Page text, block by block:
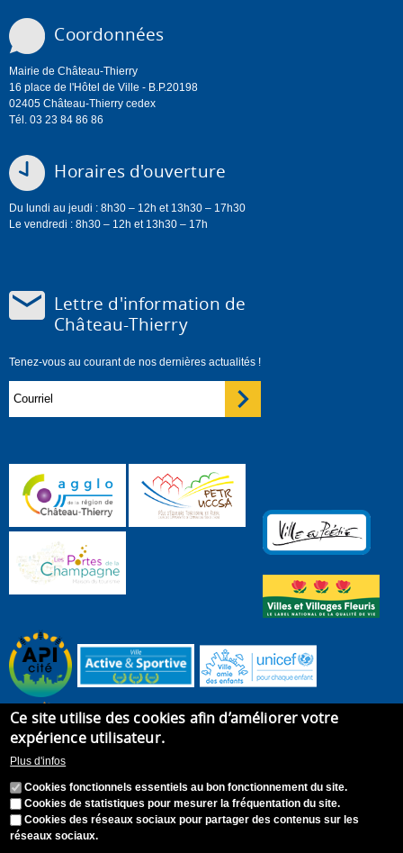
Coordonnées
Mairie de Château-Thierry
16 place de l'Hôtel de Ville - B.P.20198
02405 Château-Thierry cedex
Tél. 03 23 84 86 86
Horaires d'ouverture
Du lundi au jeudi : 8h30 – 12h et 13h30 – 17h30
Le vendredi : 8h30 – 12h et 13h30 – 17h
Lettre d'information de
Château-Thierry
Tenez-vous au courant de nos dernières actualités !
Accueil Plan du site
Ce site utilise des cookies afin d’améliorer votre
expérience utilisateur.
Plus d'infos
Cookies fonctionnels essentiels au bon fonctionnement du site.
Cookies de statistiques pour mesurer la fréquentation du site.
Cookies des réseaux sociaux pour partager des contenus sur les
réseaux sociaux.